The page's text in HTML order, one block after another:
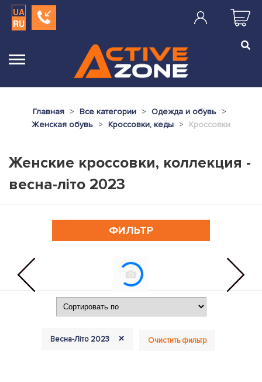
UA
RU
Главная Все категории
Одежда и обувь
Женская обувь
Кроссовки, кеды Кроссовки
Женские кроссовки, коллекция -
весна-літо 2023
ФИЛЬТР
Весна-Літо 2023 + Очистить фильтр